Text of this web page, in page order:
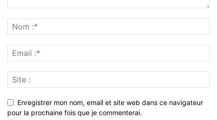
Enregistrer mon nom, email et site web dans ce navigateur
pour la prochaine fois que je commenterai.